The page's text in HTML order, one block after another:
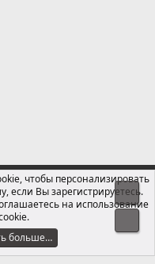
чтобы персонализировать
если Вы зарегистрируетесь.
на использование
больше…